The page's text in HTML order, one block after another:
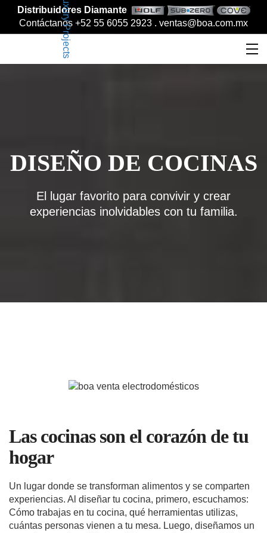
Distribuidores Diamante
Contáctanos +52 55 6055 2923 . ventas@boa.com.mx
DISEÑO DE COCINAS
El lugar favorito para convivir y crear
experiencias inolvidables con tu familia.
Las cocinas son el corazón de tu
hogar
Un lugar donde se transforman alimentos y se comparten
experiencias. Al diseñar tu cocina, primero, escuchamos:
Cómo trabajas en tu cocina, qué herramientas utilizas,
cuántas personas vienen a tu mesa. Luego, diseñamos un